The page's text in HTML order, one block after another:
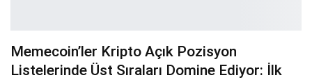
Memecoin’ler Kripto Açık Pozisyon
Listelerinde Üst Sıraları Domine Ediyor: İlk